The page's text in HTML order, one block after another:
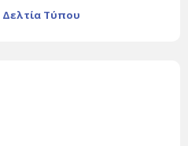
Δελτία Τύπου